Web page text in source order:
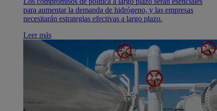
para aumentar la demanda de hidrógeno, y las empresas
necesitarán estrategias efectivas a largo plazo.
Leer más